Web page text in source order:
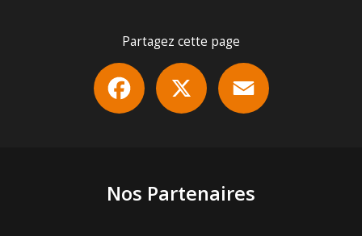
Partagez cette page
Facebook
Nos Partenaires